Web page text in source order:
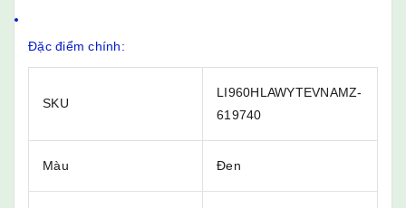
Đặc điểm chính:
SKU
LI960HLAWYTEVNAMZ-
619740
Màu Đen